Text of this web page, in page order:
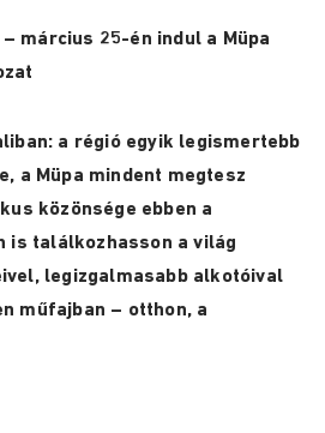
március 25-én indul a Müpa
a régió egyik legismertebb
a Müpa mindent megtesz
közönsége ebben a
is találkozhasson a világ
legizgalmasabb alkotóival
műfajban – otthon, a